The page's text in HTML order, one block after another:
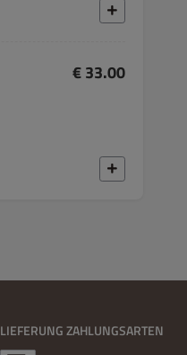
€ 33.00
LIEFERUNG ZAHLUNGSARTEN